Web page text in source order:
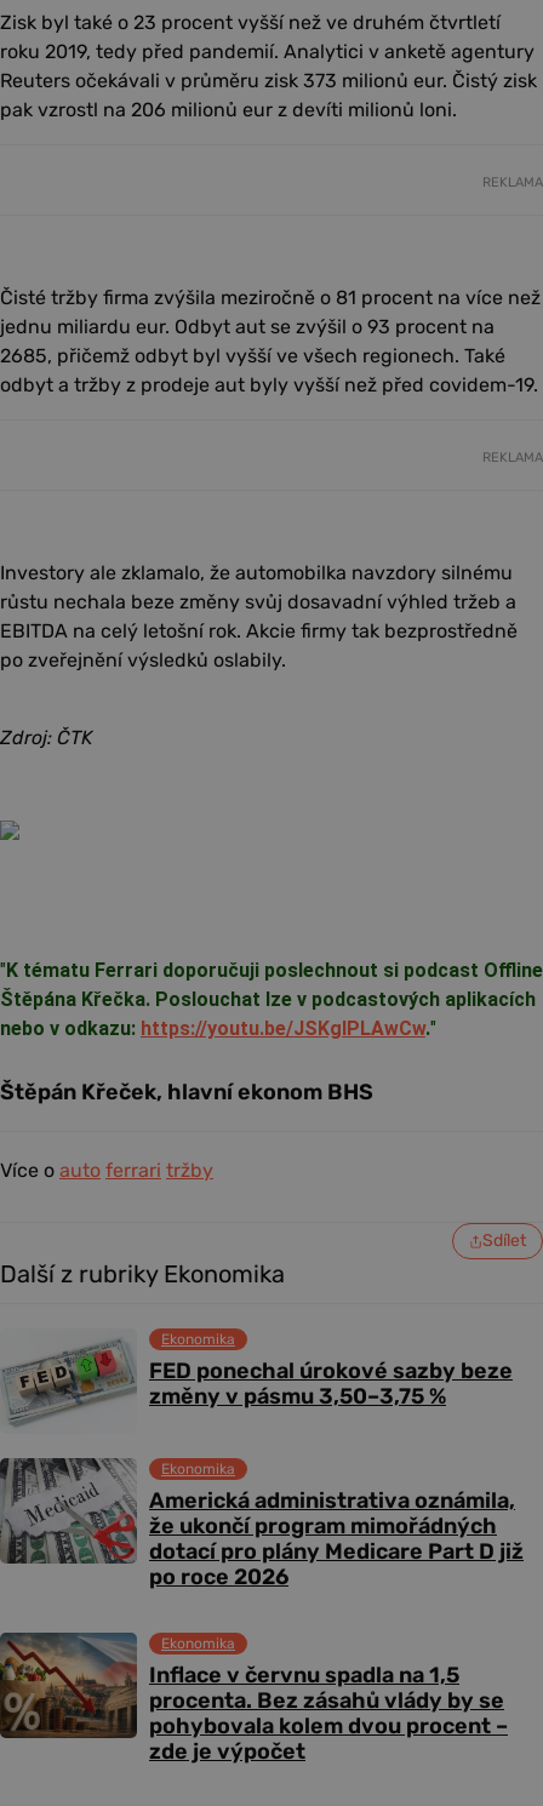
Zisk byl také o 23 procent vyšší než ve druhém čtvrtletí
roku 2019, tedy před pandemií. Analytici v anketě agentury
Reuters očekávali v průměru zisk 373 milionů eur. Čistý zisk
pak vzrostl na 206 milionů eur z devíti milionů loni.
REKLAMA
Čisté tržby firma zvýšila meziročně o 81 procent na více než
jednu miliardu eur. Odbyt aut se zvýšil o 93 procent na
2685, přičemž odbyt byl vyšší ve všech regionech. Také
odbyt a tržby z prodeje aut byly vyšší než před covidem-19.
REKLAMA
Investory ale zklamalo, že automobilka navzdory silnému
růstu nechala beze změny svůj dosavadní výhled tržeb a
EBITDA na celý letošní rok. Akcie firmy tak bezprostředně
po zveřejnění výsledků oslabily.
Zdroj: ČTK
" K tématu Ferrari doporučuji poslechnout si podcast Offline
Štěpána Křečka. Poslouchat lze v podcastových aplikacích
nebo v odkazu: https://youtu.be/JSKgIPLAwCw."
Štěpán Křeček, hlavní ekonom BHS
Více o auto ferrari tržby
Sdílet
Další z rubriky Ekonomika
FED ponechal úrokové sazby beze
změny v pásmu 3,50–3,75 %
Ekonomika
Americká administrativa oznámila,
že ukončí program mimořádných
dotací pro plány Medicare Part D již
po roce 2026
Ekonomika
Inflace v červnu spadla na 1,5
procenta. Bez zásahů vlády by se
pohybovala kolem dvou procent –
zde je výpočet
Ekonomika